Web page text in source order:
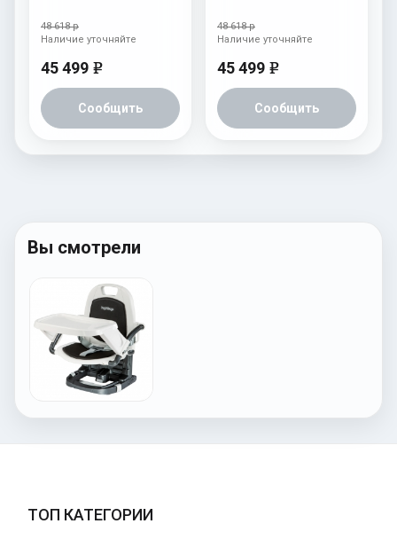
48 618 р
45 499 e
Сообщить
Наличие уточняйте
Fragola New
48 618 р
45 499 e
Сообщить
Наличие уточняйте
Вы смотрели
ТОП КАТЕГОРИИ